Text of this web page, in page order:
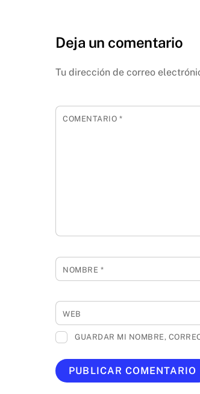
Deja un comentario
Tu dirección de correo
COMENTARIO *
NOMBRE *
WEB
GUARDAR MI NOMBRE,